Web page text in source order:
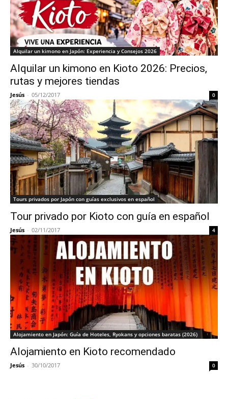
Alquilar un kimono en Japón: Experiencia y Consejos 2026
Alquilar un kimono en Kioto 2026: Precios,
rutas y mejores tiendas
Jesús - 05/12/2017 0
Tours privados por Japón con guías exclusivos en español
Tour privado por Kioto con guía en español
Jesús - 02/11/2017 4
Alojamiento en Japón: Guía de Hoteles, Ryokans y opciones baratas (2026)
Alojamiento en Kioto recomendado
Jesús - 30/10/2017 0